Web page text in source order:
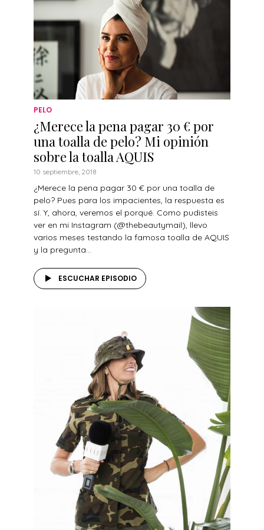
PELO
¿Merece la pena pagar 30 € por
una toalla de pelo? Mi opinión
sobre la toalla AQUIS
10 septiembre, 2018
¿Merece la pena pagar 30 € por una toalla de
pelo? Pues para los impacientes, la respuesta es
sí. Y, ahora, veremos el porqué. Como pudisteis
ver en mi Instagram (@thebeautymail), llevo
varios meses testando la famosa toalla de AQUIS
y la pregunta...
ESCUCHAR EPISODIO